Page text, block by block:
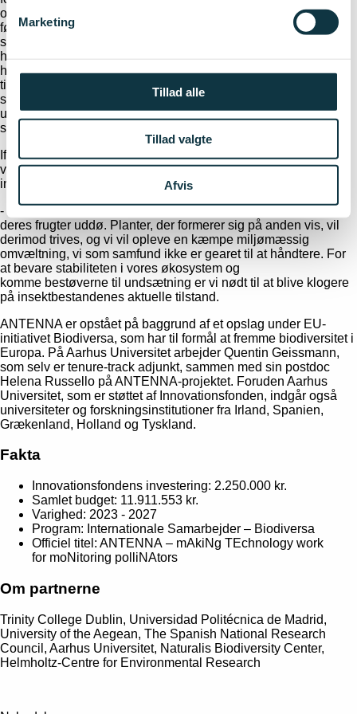
Marketing
Tillad alle
Tillad valgte
Afvis
om bestøverne. På Aarhus Universitet har de mulighed for at
føre store mængder indsamlede insekter igennem scannere,
som kan give et godt estimat af antallet af bestøvere i et givent
habitat. For at danne sig et mere detaljeret billede af præcis
hvilke arter der er tale om, sender de samme insekter
til Naturalis Biodiversitetscenter i Holland, hvor man har
specialiseret sig i at DNA-analysere insekter. På denne måde
udnytter projektpartnerne hinandens styrkepositioner i
samarbejdet.
Ifølge Quentin Geissmann spiller projekter som ANTENNA en
vigtig rolle for at forhindre de værst tænkelige udfald af
insektbestandenes kollaps.
- Uden bestøvere vil blomstrende planter og dermed også
deres frugter uddø. Planter, der formerer sig på anden vis, vil
derimod trives, og vi vil opleve en kæmpe miljømæssig
omvæltning, vi som samfund ikke er gearet til at håndtere. For
at bevare stabiliteten i vores økosystem og
komme bestøverne til undsætning er vi nødt til at blive klogere
på insektbestandenes aktuelle tilstand.
ANTENNA er opstået på baggrund af et opslag under EU-
initiativet Biodiversa, som har til formål at fremme biodiversitet i
Europa. På Aarhus Universitet arbejder Quentin Geissmann,
som selv er tenure-track adjunkt, sammen med sin postdoc
Helena Russello på ANTENNA-projektet. Foruden Aarhus
Universitet, som er støttet af Innovationsfonden, indgår også
universiteter og forskningsinstitutioner fra Irland, Spanien,
Grækenland, Holland og Tyskland.
Fakta
Innovationsfondens investering: 2.250.000 kr.
Samlet budget: 11.911.553 kr.
Varighed: 2023 - 2027
Program: Internationale Samarbejder – Biodiversa
Officiel titel: ANTENNA – mAkiNg TEchnology work
for moNitoring polliNAtors
Om partnerne
Trinity College Dublin, Universidad Politécnica de Madrid,
University of the Aegean, The Spanish National Research
Council, Aarhus Universitet, Naturalis Biodiversity Center,
Helmholtz-Centre for Environmental Research